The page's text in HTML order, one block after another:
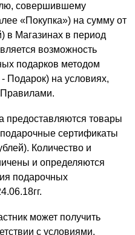
совершившему
«Покупка») на сумму от
в Магазинах в период
возможность
подарков методом
Подарок) на условиях,
товары
сертификаты
Количество и
и определяются
подарочных
может получить
с условиями,